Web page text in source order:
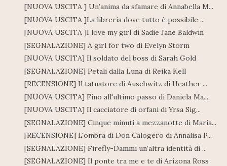
[NUOVA USCITA ] Un’anima da sfamare di Annabella M...
[NUOVA USCITA ]La libreria dove tutto è possibile ...
[NUOVA USCITA ]I love my girl di Sadie Jane Baldwin
[SEGNALAZIONE] A girl for two di Evelyn Storm
[NUOVA USCITA] Il soldato del boss di Sarah Gold
[SEGNALAZIONE] Petali dalla Luna di Reika Kell
[RECENSIONE] Il tatuatore di Auschwitz di Heather ...
[NUOVA USCITA] Fino all'ultimo passo di Daniela Ma...
[NUOVA USCITA] Il cacciatore di orfani di Yrsa Sig...
[SEGNALAZIONE] Cinque minuti a mezzanotte di Maria...
[RECENSIONE] L'ombra di Don Calogero di Annalisa P...
[SEGNALAZIONE] Firefly-Dammi un’altra identità di ...
[SEGNALAZIONE] Il ponte tra me e te di Arizona Ross